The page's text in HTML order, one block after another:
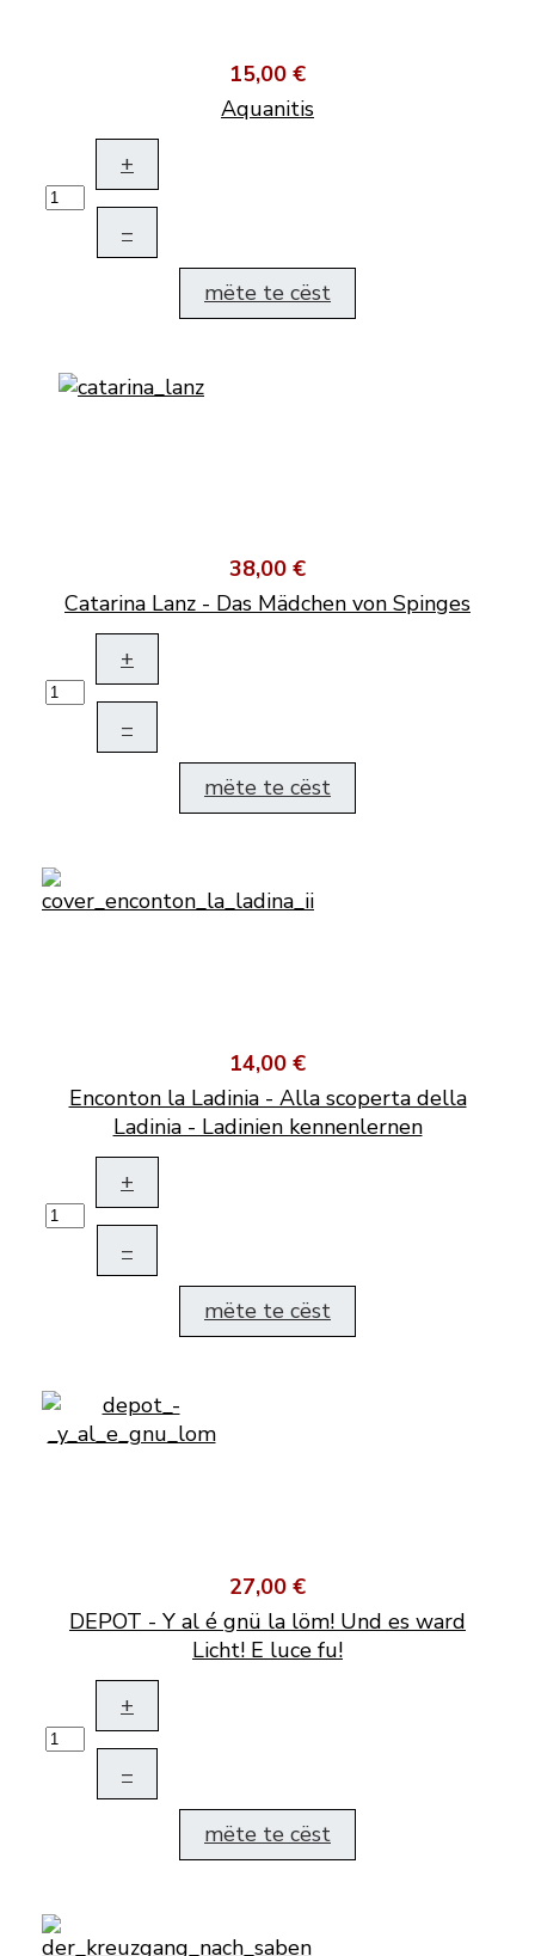
15,00 €
Aquanitis
+
–
mëte te cëst
38,00 €
Catarina Lanz - Das Mädchen von Spinges
+
–
mëte te cëst
14,00 €
Enconton la Ladinia - Alla scoperta della
Ladinia - Ladinien kennenlernen
+
–
mëte te cëst
27,00 €
DEPOT - Y al é gnü la löm! Und es ward
Licht! E luce fu!
+
–
mëte te cëst